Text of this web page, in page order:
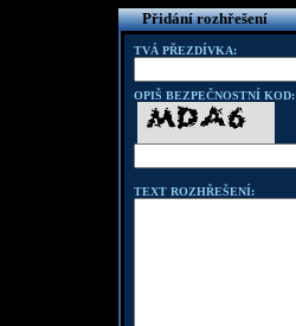
Přidání rozhřešení
TVÁ PŘEZDÍVKA:
OPIŠ BEZPEČNOSTNÍ KOD:
TEXT ROZHŘEŠENÍ: